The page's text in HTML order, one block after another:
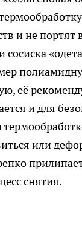
и не портят
сосиска
её
и для
или
снятия.